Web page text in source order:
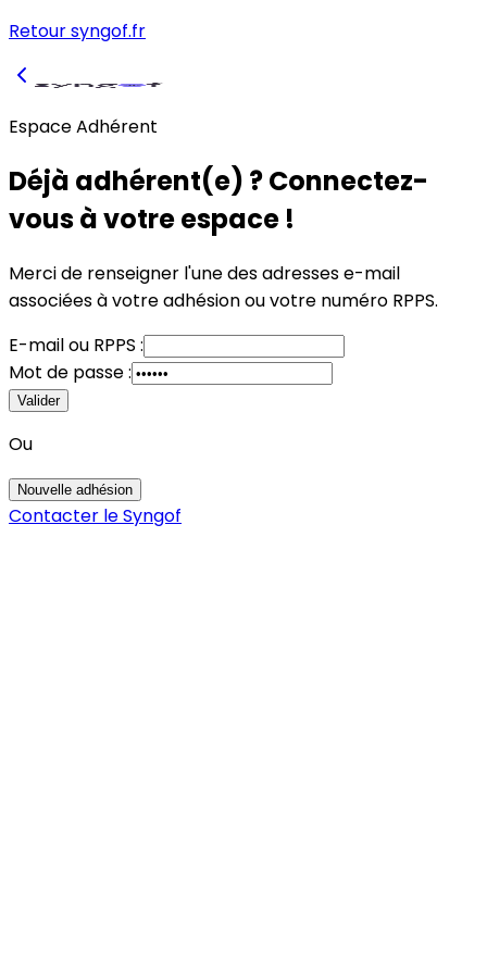
Retour syngof.fr
Espace Adhérent
Déjà adhérent(e) ? Connectez-
vous à votre espace !
Merci de renseigner l'une des adresses e-mail
associées à votre adhésionouvotre numéro RPPS.
E-mailou RPPS :
Mot de passe :
Valider
Ou
Nouvelle adhésion
Contacter le Syngof